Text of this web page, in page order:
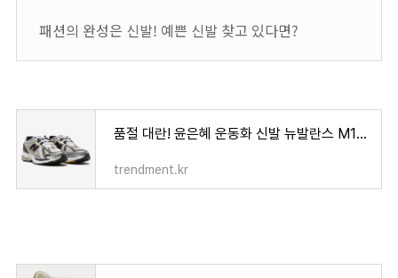
패션의 완성은 신발! 예쁜 신발 찾고 있다면?
품절 대란! 윤은혜 운동화 신발 뉴발란스 M1906 사이즈 가격 정보
trendment.kr